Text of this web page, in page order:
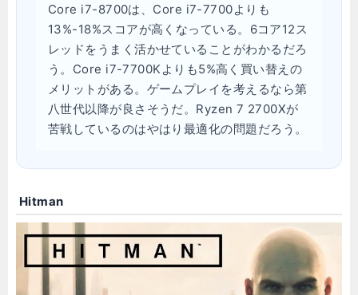
Core i7-8700は、Core i7-7700よりも
13%-18%スコアが高くなっている。6コア12ス
レッドをうまく活かせていることがわかるだろ
う。Core i7-7700Kよりも5%高く買い替えの
メリットがある。ゲームプレイを考えるなら第
八世代以降が良さそうだ。Ryzen 7 2700Xが
苦戦しているのはやはり最適化の問題だろう。
Hitman